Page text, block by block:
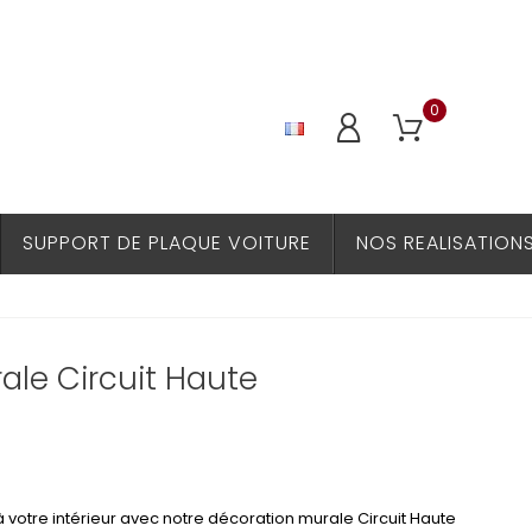
0
SUPPORT DE PLAQUE VOITURE NOS
Circuit Haute
intérieur avec notre décoration murale Circuit Haute